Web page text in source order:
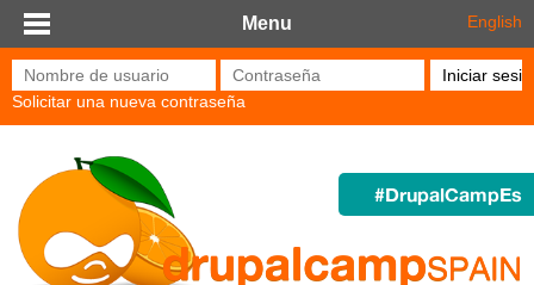
Pasar al contenido principal
Menu English
Nombre de usuario* Contraseña*
Solicitar una nueva contraseña
#DrupalCampEs